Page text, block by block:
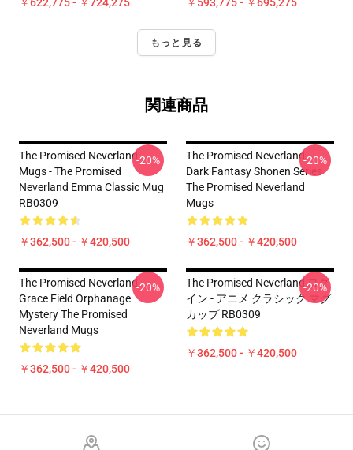
もっと見る
関連商品
The Promised Neverland
Mugs - The Promised
Neverland Emma Classic Mug
RB0309
￥362,500 - ￥420,500
-20%
The Promised Neverland -
Dark Fantasy Shonen Series
The Promised Neverland
Mugs
￥362,500 - ￥420,500
-20%
The Promised Neverland -
Grace Field Orphanage
Mystery The Promised
Neverland Mugs
￥362,500 - ￥420,500
-20%
The Promised Neverland ログ
イン - アニメ クラシック マグ
カップ RB0309
￥362,500 - ￥420,500
-20%